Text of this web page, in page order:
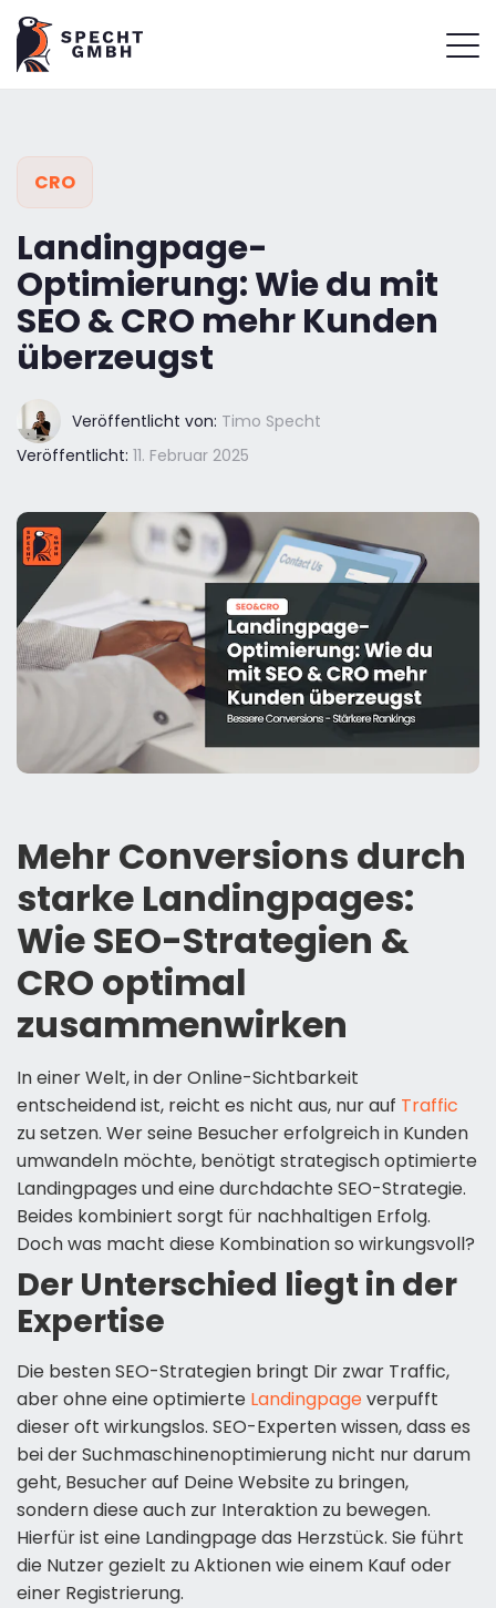
CRO
Landingpage-
Optimierung: Wie du mit
SEO & CRO mehr Kunden
überzeugst
Veröffentlicht von: Timo Specht
Veröffentlicht: 11. Februar 2025
Mehr Conversions durch
starke Landingpages:
Wie SEO-Strategien &
CRO optimal
zusammenwirken
In einer Welt, in der Online-Sichtbarkeit
entscheidend ist, reicht es nicht aus, nur auf Traffic
zu setzen. Wer seine Besucher erfolgreich in Kunden
umwandeln möchte, benötigt strategisch optimierte
Landingpages und eine durchdachte SEO-Strategie.
Beides kombiniert sorgt für nachhaltigen Erfolg.
Doch was macht diese Kombination so wirkungsvoll?
Der Unterschied liegt in der
Expertise
Die besten SEO-Strategien bringt Dir zwar Traffic,
aber ohne eine optimierte Landingpageverpufft
dieser oft wirkungslos. SEO-Experten wissen, dass es
bei der Suchmaschinenoptimierung nicht nur darum
geht, Besucher auf Deine Website zu bringen,
sondern diese auch zur Interaktion zu bewegen.
Hierfür ist eine Landingpage das Herzstück. Sie führt
die Nutzer gezielt zu Aktionen wie einem Kauf oder
einer Registrierung.